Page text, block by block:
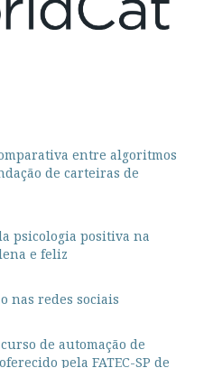
entre algoritmos
de carteiras de
psicologia positiva na
e feliz
nas redes sociais
de automação de
pela FATEC-SP de